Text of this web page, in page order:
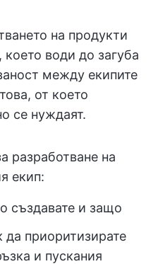
на продукти
води до загуба
между екипите
от което
се нуждаят.
разработване на
екип:
създавате и защо
да приоритизирате
и пускания